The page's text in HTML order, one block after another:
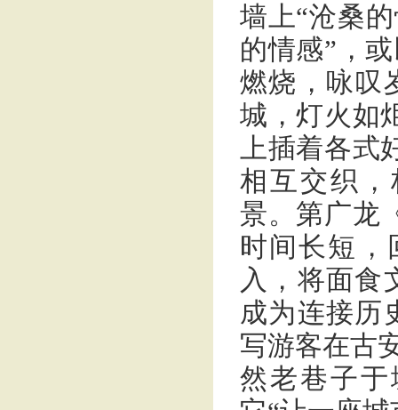
墙上“沧桑
的情感”，
燃烧，咏叹
城，灯火如
上插着各式
相互交织
景。第广龙
时间长短，
入，将面食
成为连接历
写游客在古
然老巷子